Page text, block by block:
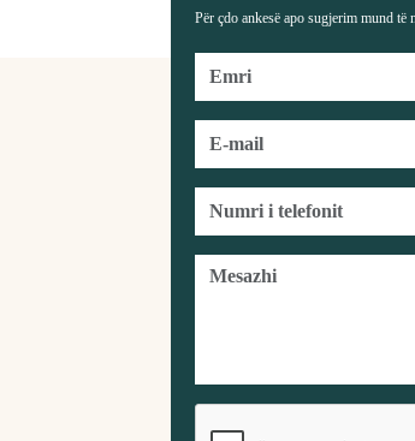
Për çdo ankesë apo sugjerim mund të